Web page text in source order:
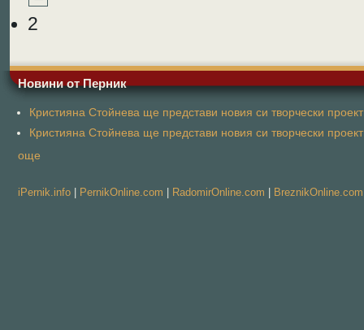
2
Новини от Перник
Кристияна Стойнева ще представи новия си творчески
Кристияна Стойнева ще представи новия си творчески
още
iPernik.info PernikOnline.com RadomirOnline.com BreznikOnline.com